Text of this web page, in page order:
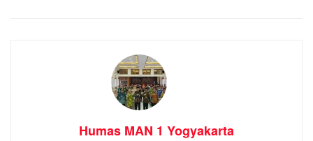
Humas MAN 1 Yogyakarta